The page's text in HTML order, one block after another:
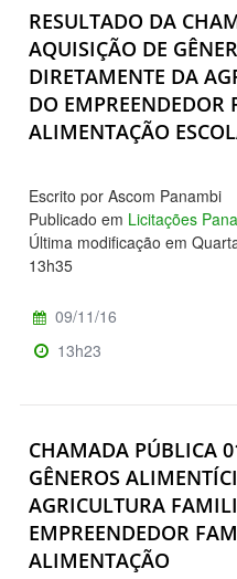
RESULTADO DA
AQUISIÇÃO DE
DIRETAMENTE DA
DO
ALIMENTAÇÃO
Escrito por Ascom Panambi
Publicado em Licitações
Última modificação em
13h35
09/11/16
13h23
CHAMADA PÚBLICA
GÊNEROS
AGRICULTURA
EMPREENDEDOR
ALIMENTAÇÃO